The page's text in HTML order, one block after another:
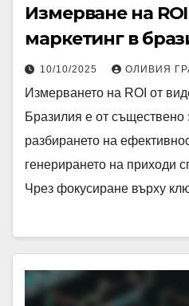
Измерване на
маркетинг в
10/10/2025 ОЛИВИЯ
Измерването на ROI от
Бразилия е от съществено
разбирането на
генерирането на приходи
Чрез фокусиране върху